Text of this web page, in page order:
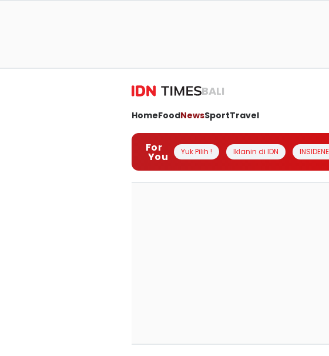
BALI
HomeFoodNewsSportTravel
For
You Yuk Pilih ! Iklanin di IDN